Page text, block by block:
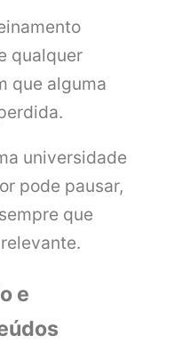
qualquer
que alguma
universidade
pode pausar,
que
e